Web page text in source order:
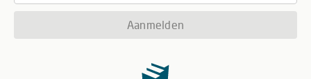
Aanmelden